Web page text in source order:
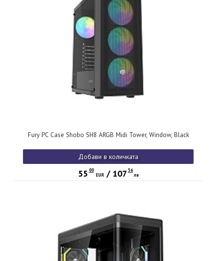
Fury PC Case Shobo SH8 ARGB Midi Tower, Window, Black
Добави в количката
55 00
EUR/ 107 56
лв